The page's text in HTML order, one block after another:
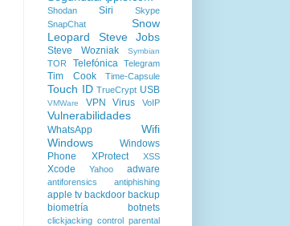
Shodan Siri
Skype
SnapChat
Snow
Leopard
Steve Jobs
Steve Wozniak Symbian
TOR Telefónica Telegram
Tim Cook Time-Capsule
Touch ID TrueCrypt USB
VMWare VPN Virus VoIP
Vulnerabilidades
WhatsApp
Wifi
Windows
Windows
Phone
XProtect XSS
Xcode Yahoo adware
antiforensics antiphishing
apple tv backdoor backup
biometría
botnets
clickjacking control parental